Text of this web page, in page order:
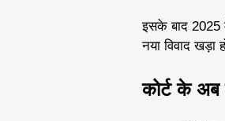
इसके बाद 2025
नया विवाद खड़ा
कोर्ट के